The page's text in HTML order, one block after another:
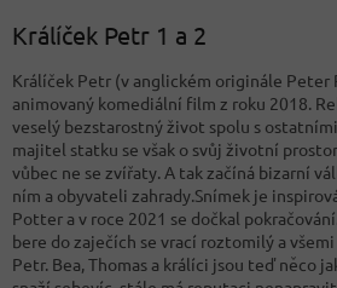
Králíček Petr 1 a 2
Králíček Petr (v anglickém originále Peter
animovaný komediální film z roku 2018.
veselý bezstarostný život spolu s
majitel statku se však o svůj životní
vůbec ne se zvířaty. A tak začíná bizarní
ním a obyvateli zahrady.Snímek je
Potter a v roce 2021 se dočkal
bere do zaječích se vrací roztomilý a
Petr. Bea, Thomas a králíci jsou teď něco